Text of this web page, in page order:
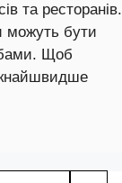
та ресторанів.
можуть бути
Щоб